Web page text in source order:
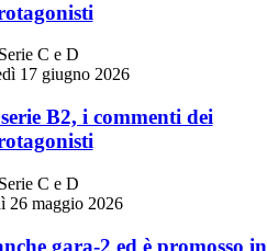
Serie C e D
17 giugno 2026
B2, i commenti dei
Serie C e D
26 maggio 2026
gara-2 ed è promosso in